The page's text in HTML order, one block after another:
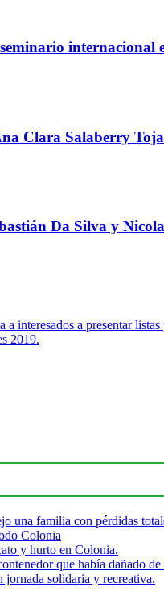
internacional
Clara Salaberry Toja
Da Silva y
interesados a presentar
2019.
una familia con pérdidas
Colonia
y hurto en Colonia.
que había dañado
solidaria y recreativa.